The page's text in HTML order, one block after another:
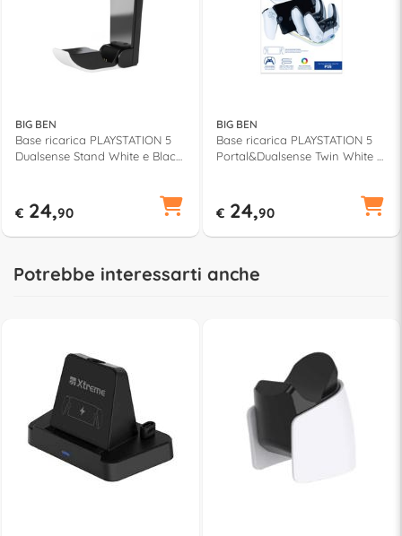
BIG BEN
Base ricarica PLAYSTATION 5
Dualsense Stand White e Black
€ 24,90
BIG BEN
Base ricarica PLAYSTATION 5
Portal&Dualsense Twin White e
€ 24,90
Potrebbe interessarti anche